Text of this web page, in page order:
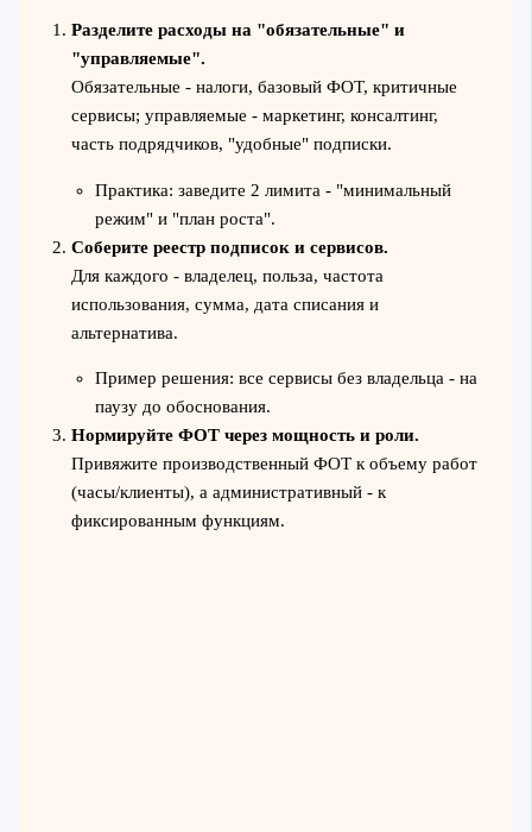
Разделите расходы на "обязательные" и
"управляемые".
Обязательные - налоги, базовый ФОТ, критичные
сервисы; управляемые - маркетинг, консалтинг,
часть подрядчиков, "удобные" подписки.
Практика: заведите 2 лимита - "минимальный
режим" и "план роста".
Соберите реестр подписок и сервисов.
Для каждого - владелец, польза, частота
использования, сумма, дата списания и
альтернатива.
Пример решения: все сервисы без владельца - на
паузу до обоснования.
Нормируйте ФОТ через мощность и роли.
Привяжите производственный ФОТ к объему работ
(часы/клиенты), а административный - к
фиксированным функциям.